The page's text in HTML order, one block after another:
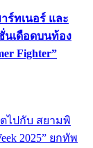
ร์ทเนอร์ และ
นเดือดบนท้อง
Fighter”